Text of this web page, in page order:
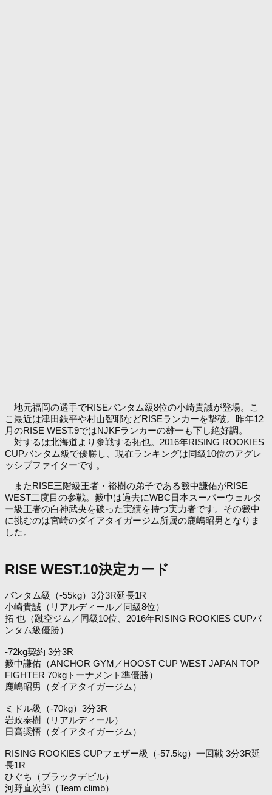
地元福岡の選手でRISEバンタム級8位の小崎貴誠が登場。こ
こ最近は津田鉄平や村山智耶などRISEランカーを撃破。昨年12
月のRISE WEST.9ではNJKFランカーの雄一も下し絶好調。
対するは北海道より参戦する拓也。2016年RISING ROOKIES
CUPバンタム級で優勝し、現在ランキングは同級10位のアグレ
ッシブファイターです。
またRISE三階級王者・裕樹の弟子である籔中謙佑がRISE
WEST二度目の参戦。籔中は過去にWBC日本スーパーウェルタ
ー級王者の白神武央を破った実績を持つ実力者です。その籔中
に挑むのは宮崎のダイアタイガージム所属の鹿嶋昭男となりま
した。
RISE WEST.10決定カード
バンタム級（-55kg）3分3R延長1R
小崎貴誠（リアルディール／同級8位）
拓 也（蹴空ジム／同級10位、2016年RISING ROOKIES CUPバ
ンタム級優勝）
-72kg契約 3分3R
籔中謙佑（ANCHOR GYM／HOOST CUP WEST JAPAN TOP
FIGHTER 70kgトーナメント準優勝）
鹿嶋昭男（ダイアタイガージム）
ミドル級（-70kg）3分3R
岩政泰樹（リアルディール）
日高奨悟（ダイアタイガージム）
RISING ROOKIES CUPフェザー級（-57.5kg）一回戦 3分3R延
長1R
ひぐち（ブラックデビル）
河野直次郎（Team climb）